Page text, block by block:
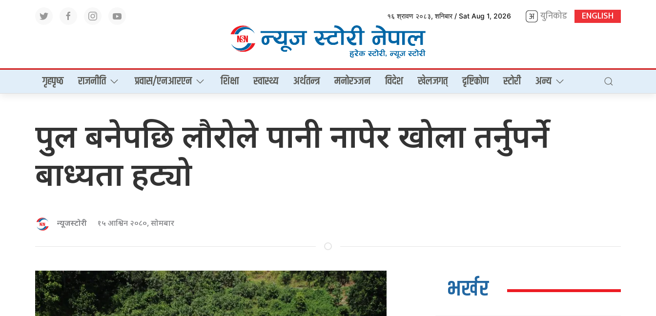
१६ श्रावण २०८३, शनिबार / Sat Aug 1, 2026 युनिकोड ENGLISH
गृहपृष्‍ठ राजनीति प्रवास/एनआरएन शिक्षा स्वास्थ्य अर्थतन्त्र मनोरञ्जन विदेश खेलजगत् दृष्टिकोण स्टोरी अन्य
पुल बनेपछि लौरोले पानी नापेर खोला तर्नुपर्ने
बाध्यता हट्यो
न्यूजस्टोरी १५ आश्विन २०८०, सोमबार
भर्खर